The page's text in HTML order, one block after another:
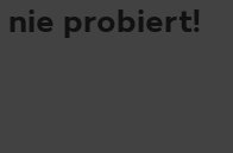
nie probiert!